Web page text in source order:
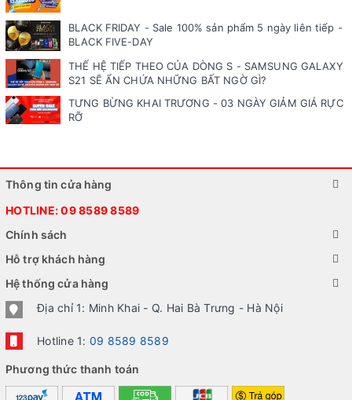
BLACK FRIDAY - Sale 100% sản phẩm 5 ngày liên tiếp -
BLACK FIVE-DAY
THẾ HỆ TIẾP THEO CỦA DÒNG S - SAMSUNG GALAXY
S21 SẼ ẨN CHỨA NHỮNG BẤT NGỜ GÌ?
TƯNG BỪNG KHAI TRƯƠNG - 03 NGÀY GIẢM GIÁ RỰC
RỠ
Thông tin cửa hàng
HOTLINE:09 8589 8589
Chính sách
Hỗ trợ khách hàng
Hệ thống cửa hàng
Địa chỉ 1: Minh Khai - Q. Hai Bà Trưng - Hà Nội
Hotline 1: 09 8589 8589
Phương thức thanh toán